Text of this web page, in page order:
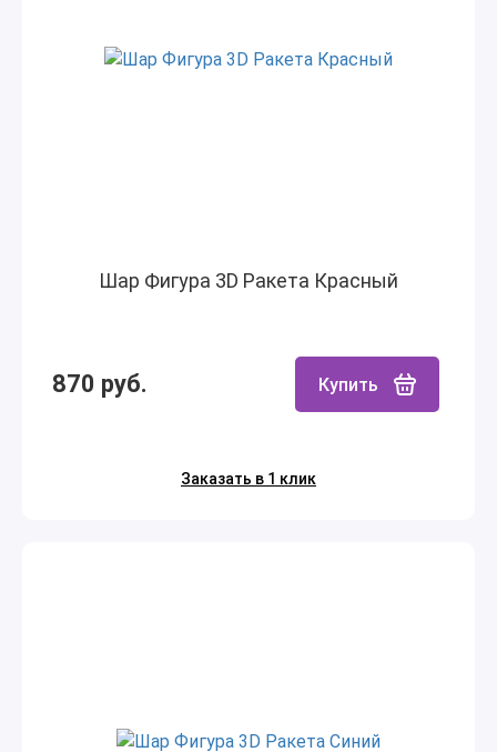
Шар Фигура 3D Ракета Красный
870 руб. Купить
Заказать в 1 клик